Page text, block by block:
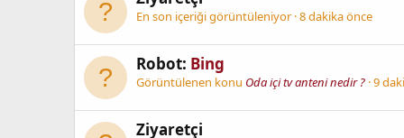
En son içeriği görüntüleniyor 8 dakika önce
Robot: Bing
Görüntülenen konu Oda içi tv anteni nedir ? 9
Ziyaretçi